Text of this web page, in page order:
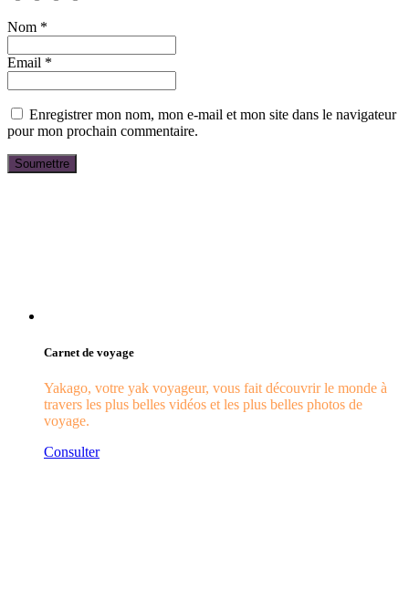
Nom *
Email *
Enregistrer mon nom, mon e-mail et mon site dans le navigateur
pour mon prochain commentaire.
Carnet de voyage
Yakago, votre yak voyageur, vous fait découvrir le monde à
travers les plus belles vidéos et les plus belles photos de
voyage.
Consulter